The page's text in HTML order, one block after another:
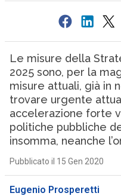
Le misure della
2025 sono, per la
misure attuali, già in
trovare urgente
accelerazione forte
politiche pubbliche
insomma, neanche
Pubblicato il 15 Gen 2020
Eugenio Prosperetti